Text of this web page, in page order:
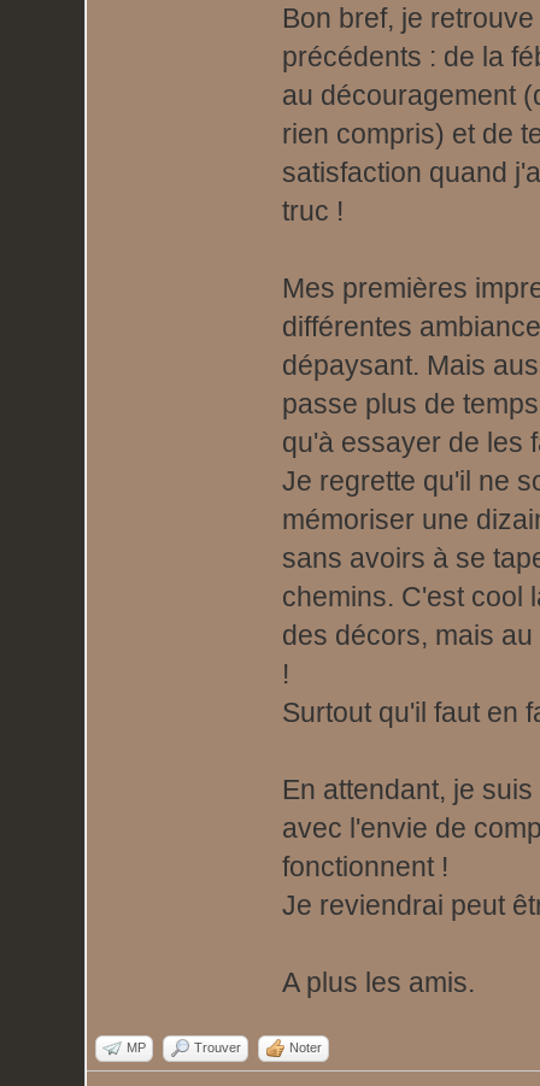
Bon bref, je
précédents : de la
au découragement
rien compris) et de
satisfaction quand
truc !
Mes premières
différentes
dépaysant. Mais
passe plus de
qu'à essayer de les
Je regrette qu'il ne
mémoriser une
sans avoirs à se
chemins. C'est cool
des décors, mais
!
Surtout qu'il faut en
En attendant, je
avec l'envie de
fonctionnent !
Je reviendrai peut
A plus les amis.
MP Trouver Noter